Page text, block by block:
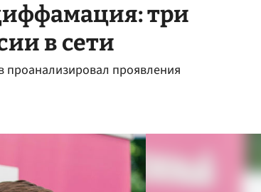
три
в сети
проявления